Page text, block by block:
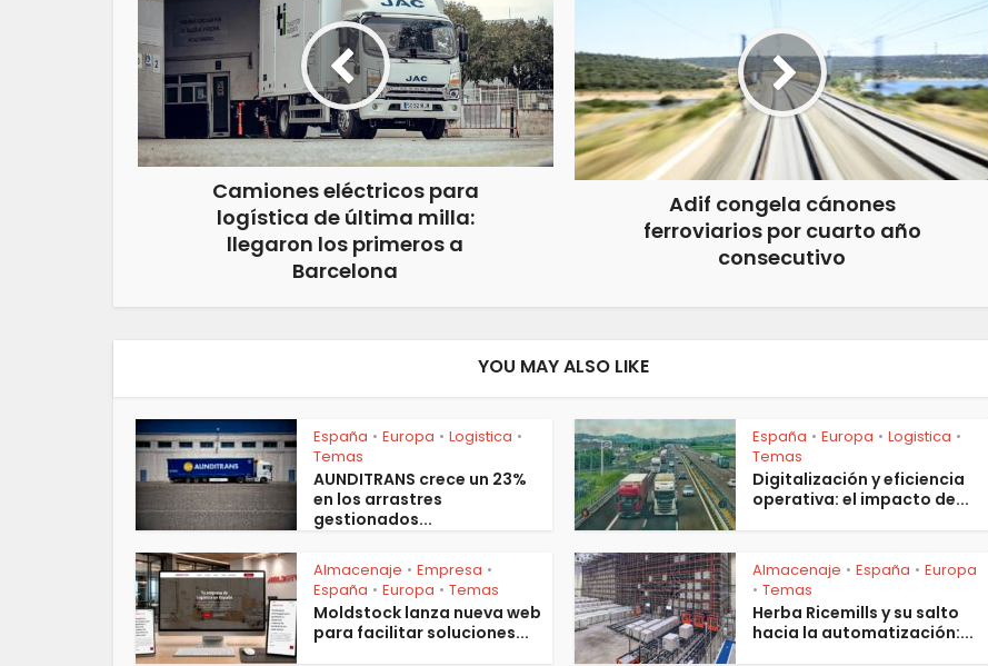
Camiones eléctricos para
logística de última milla:
llegaron los primeros a
Barcelona
Adif congela cánones
ferroviarios por cuarto año
consecutivo
YOU MAY ALSO LIKE
España • Europa • Logistica •
Temas
AUNDITRANS crece un 23%
en los arrastres
gestionados...
España • Europa • Logistica •
Temas
Digitalización y eficiencia
operativa: el impacto de...
Almacenaje • Empresa •
España • Europa • Temas
Moldstock lanza nueva web
para facilitar soluciones...
Almacenaje • España • Europa
• Temas
Herba Ricemills y su salto
hacia la automatización:...